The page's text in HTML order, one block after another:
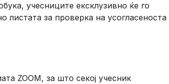
учесниците ексклузивно ќе го
листата за проверка на усогласеноста
ZOOM, за што секој учесник